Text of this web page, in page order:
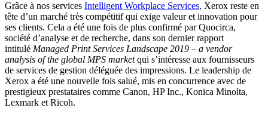
Grâce à nos services Intelligent Workplace Services, Xerox reste en
tête d’un marché très compétitif qui exige valeur et innovation pour
ses clients. Cela a été une fois de plus confirmé par Quocirca,
société d’analyse et de recherche, dans son dernier rapport
intitulé Managed Print Services Landscape 2019 – a vendor
analysis of the global MPS marketqui s’intéresse aux fournisseurs
de services de gestion déléguée des impressions. Le leadership de
Xerox a été une nouvelle fois salué, mis en concurrence avec de
prestigieux prestataires comme Canon, HP Inc., Konica Minolta,
Lexmark et Ricoh.